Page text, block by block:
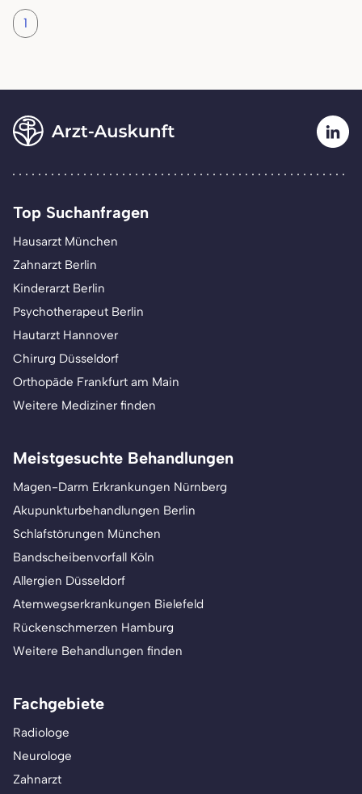
1
Top Suchanfragen
Hausarzt München
Zahnarzt Berlin
Kinderarzt Berlin
Psychotherapeut Berlin
Hautarzt Hannover
Chirurg Düsseldorf
Orthopäde Frankfurt am Main
Weitere Mediziner finden
Meistgesuchte Behandlungen
Magen-Darm Erkrankungen Nürnberg
Akupunkturbehandlungen Berlin
Schlafstörungen München
Bandscheibenvorfall Köln
Allergien Düsseldorf
Atemwegserkrankungen Bielefeld
Rückenschmerzen Hamburg
Weitere Behandlungen finden
Fachgebiete
Radiologe
Neurologe
Zahnarzt